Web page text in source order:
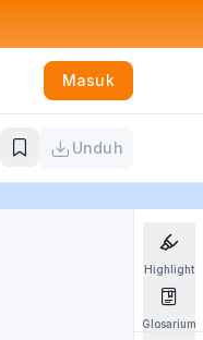
Masuk
Unduh
Highlight
Glosarium